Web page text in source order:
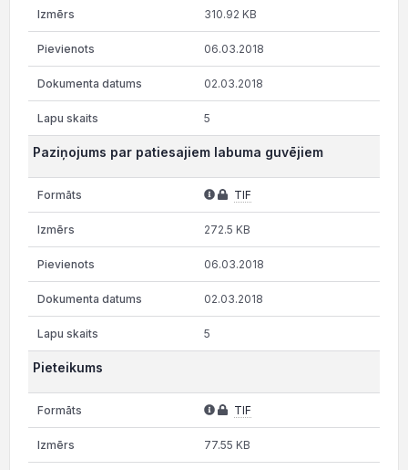
310.92 KB
06.03.2018
02.03.2018
5
Paziņojums par patiesajiem labuma guvējiem
TIF
272.5 KB
06.03.2018
02.03.2018
5
Pieteikums
TIF
77.55 KB